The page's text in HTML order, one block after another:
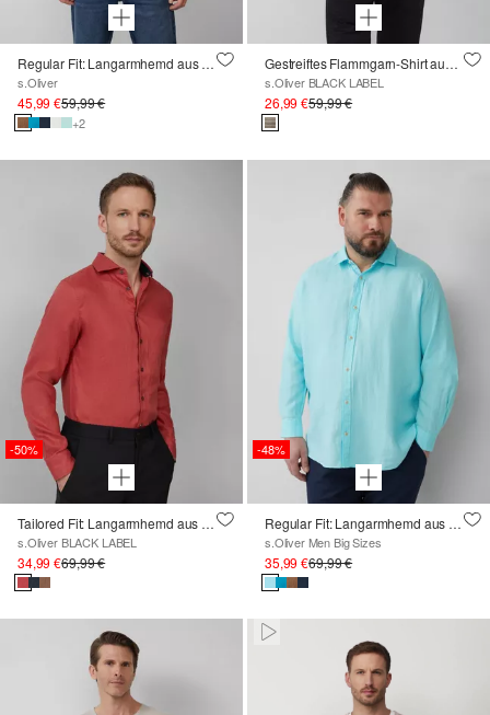
Regular Fit: Langarmhemd aus Leinen
s.Oliver
45,99 €59,99 €
+2
Gestreiftes Flammgarn-Shirt aus Leinen
s.Oliver BLACK LABEL
26,99 €59,99 €
-50%
Tailored Fit: Langarmhemd aus Leinen mit elegantem Glanz
s.Oliver BLACK LABEL
34,99 €69,99 €
-48%
Regular Fit: Langarmhemd aus Leinen
s.Oliver Men Big Sizes
35,99 €69,99 €
Pausiert • Stumm